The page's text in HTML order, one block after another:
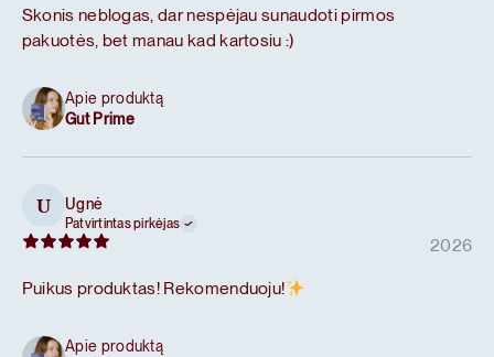
Skonis neblogas, dar nespėjau sunaudoti pirmos
pakuotės, bet manau kad kartosiu :)
Apie produktą
Gut Prime
U Ugnė
Patvirtintas pirkėjas
2026
Puikus produktas! Rekomenduoju!
Apie produktą